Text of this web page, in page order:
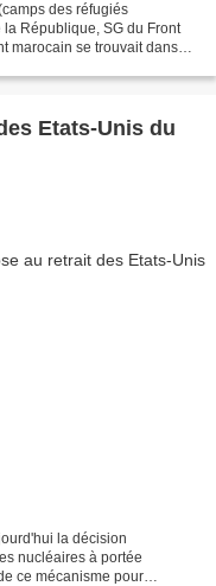
des réfugiés
République, SG du Front
marocain se trouvait dans
Etats-Unis du
la décision
nucléaires à portée
ce mécanisme pour